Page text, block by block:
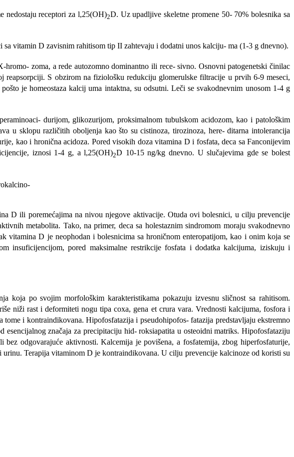
nedostaju receptori za l,25(OH)2D. Uz upadljive skeletne promene 50- 70% bolesnika sa
vitamin D zavisnim rahitisom tip II zahtevaju i dodatni unos kalciju- ma (1-3 g dnevno).
zoma, a rede autozomno dominantno ili rece- sivno. Osnovni patogenetski činilac
reapsorpciji. S obzirom na fiziološku redukciju glomerulske filtracije u prvih 6-9 meseci,
je homeostaza kalcij uma intaktna, su odsutni. Leči se svakodnevnim unosom 1-4 g
durijom, glikozurijom, proksimalnom tubulskom acidozom, kao i patološkim
u sklopu različitih oboljenja kao što su cistinoza, tirozinoza, here- ditarna intolerancija
kao i hronična acidoza. Pored visokih doza vitamina D i fosfata, deca sa Fanconijevim
iznosi 1-4 g, a l,25(OH)2D 10-15 ng/kg dnevno. U slučajevima gde se bolest
D ili pore­mećajima na nivou njegove aktivacije. Otuda ovi bolesnici, u cilju prevencije
metabolita. Tako, na primer, deca sa holestaznim sindromom moraju svakodnevno
D je neophodan i bolesnicima sa hroničnom enteropatijom, kao i onim koja se
insuficijencijom, pored maksimalne restrik­cije fosfata i dodatka kalcijuma, iziskuju i
koja po svojim morfološkim karakteristikama pokazuju izvesnu sličnost sa rahitisom.
niži rast i deformiteti nogu tipa coxa, gena et crura vara. Vrednosti kalcijuma, fosfora i
i kontraindikovana. Hipofosfatazija i pseudohipofos- fatazija predstavljaju ekstremno
esencijalnog značaja za precipitaciju hid- roksiapatita u osteoidni matriks. Hipofosfataziju
odgovarajuće aktivnosti. Kalcemija je povišena, a fosfatemija, zbog hiperfosfaturije,
Terapija vita­minom D je kontraindikovana. U cilju prevencije kalcinoze od koristi su